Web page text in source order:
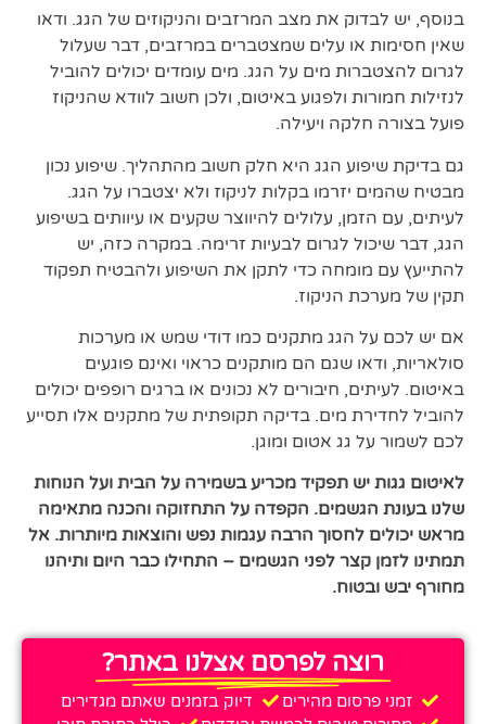
בנוסף, יש לבדוק את מצב המרזבים והניקוזים של הגג. ודאו
שאין חסימות או עלים שמצטברים במרזבים, דבר שעלול
לגרום להצטברות מים על הגג. מים עומדים יכולים להוביל
לנזילות חמורות ולפגוע באיטום, ולכן חשוב לוודא שהניקוז
פועל בצורה חלקה ויעילה.
גם בדיקת שיפוע הגג היא חלק חשוב מהתהליך. שיפוע נכון
מבטיח שהמים יזרמו בקלות לניקוז ולא יצטברו על הגג.
לעיתים, עם הזמן, עלולים להיווצר שקעים או עיוותים בשיפוע
הגג, דבר שיכול לגרום לבעיות זרימה. במקרה כזה, יש
להתייעץ עם מומחה כדי לתקן את השיפוע ולהבטיח תפקוד
תקין של מערכת הניקוז.
אם יש לכם על הגג מתקנים כמו דודי שמש או מערכות
סולאריות, ודאו שגם הם מותקנים כראוי ואינם פוגעים
באיטום. לעיתים, חיבורים לא נכונים או ברגים רופפים יכולים
להוביל לחדירת מים. בדיקה תקופתית של מתקנים אלו תסייע
לכם לשמור על גג אטום ומוגן.
לאיטום גגות יש תפקיד מכריע בשמירה על הבית ועל הנוחות
שלנו בעונת הגשמים. הקפדה על התחזוקה והכנה מתאימה
מראש יכולים לחסוך הרבה עגמות נפש והוצאות מיותרות. אל
תמתינו לזמן קצר לפני הגשמים – התחילו כבר היום ותיהנו
מחורף יבש ובטוח.
רוצה לפרסם אצלנו באתר?
זמני פרסום מהירים
דיוק בזמנים שאתם מגדירים